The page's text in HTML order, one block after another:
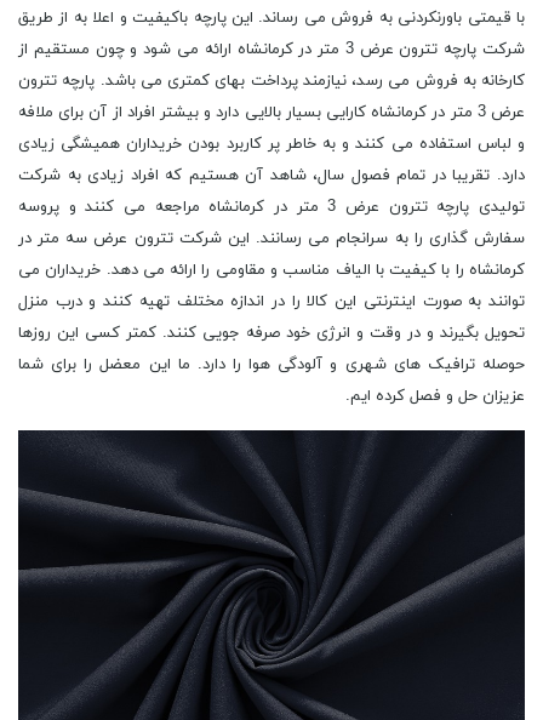
با قیمتی باورنکردنی به فروش می رساند. این پارچه باکیفیت و اعلا به از طریق
شرکت پارچه تترون عرض 3 متر در کرمانشاه ارائه می شود و چون مستقیم از
کارخانه به فروش می رسد، نیازمند پرداخت بهای کمتری می باشد. پارچه تترون
عرض 3 متر در کرمانشاه کارایی بسیار بالایی دارد و بیشتر افراد از آن برای ملافه
و لباس استفاده می کنند و به خاطر پر کاربرد بودن خریداران همیشگی زیادی
دارد. تقریبا در تمام فصول سال، شاهد آن هستیم که افراد زیادی به شرکت
تولیدی پارچه تترون عرض 3 متر در کرمانشاه مراجعه می کنند و پروسه
سفارش گذاری را به سرانجام می رسانند. این شرکت تترون عرض سه متر در
کرمانشاه را با کیفیت با الیاف مناسب و مقاومی را ارائه می دهد. خریداران می
توانند به صورت اینترنتی این کالا را در اندازه مختلف تهیه کنند و درب منزل
تحویل بگیرند و در وقت و انرژی خود صرفه جویی کنند. کمتر کسی این روزها
حوصله ترافیک های شهری و آلودگی هوا را دارد. ما این معضل را برای شما
عزیزان حل و فصل کرده ایم.